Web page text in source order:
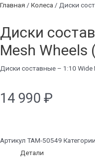
Главная / Колеса / Диски
Диски
Mesh Wheels
Диски составные – 1:10 Wide
14 990 ₽
Артикул TAM-50549 Категории
Детали